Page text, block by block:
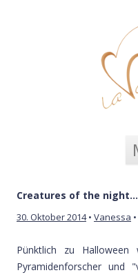
Creatures of the night…
30. Oktober 2014 • Vanessa •
Pünktlich zu
Pyramidenforscher und